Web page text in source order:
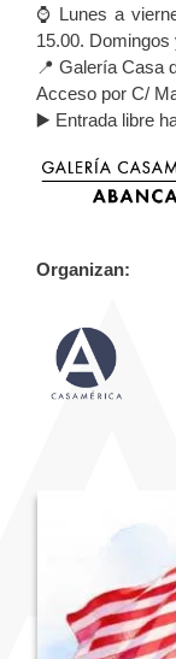
⌚ Lunes a
15.00.
📍 Galería Casa
Acceso por C/
▶️ Entrada libre
Organizan: